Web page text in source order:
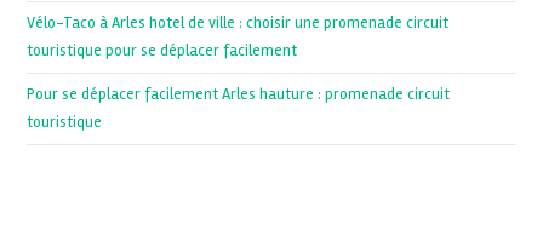
Vélo-Taco à Arles hotel de ville : choisir une promenade circuit
touristique pour se déplacer facilement
Pour se déplacer facilement Arles hauture : promenade circuit
touristique